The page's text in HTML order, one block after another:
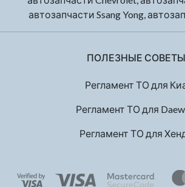
автозапчасти Ssang Yong,
ПОЛЕЗНЫЕ СОВЕТЫ
Регламент ТО для
Регламент ТО для
Регламент ТО для